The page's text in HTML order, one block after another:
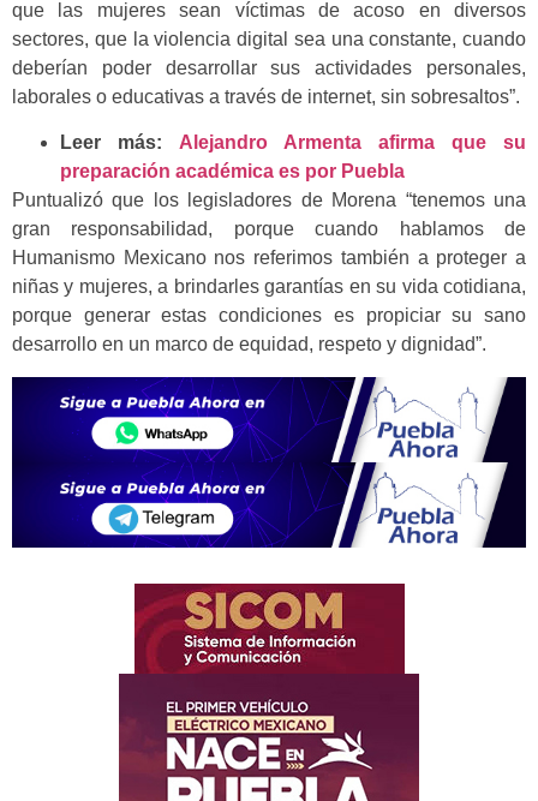
que las mujeres sean víctimas de acoso en diversos
sectores, que la violencia digital sea una constante, cuando
deberían poder desarrollar sus actividades personales,
laborales o educativas a través de internet, sin sobresaltos”.
Leer más: Alejandro Armenta afirma que su
preparación académica es por Puebla
Puntualizó que los legisladores de Morena “tenemos una
gran responsabilidad, porque cuando hablamos de
Humanismo Mexicano nos referimos también a proteger a
niñas y mujeres, a brindarles garantías en su vida cotidiana,
porque generar estas condiciones es propiciar su sano
desarrollo en un marco de equidad, respeto y dignidad”.